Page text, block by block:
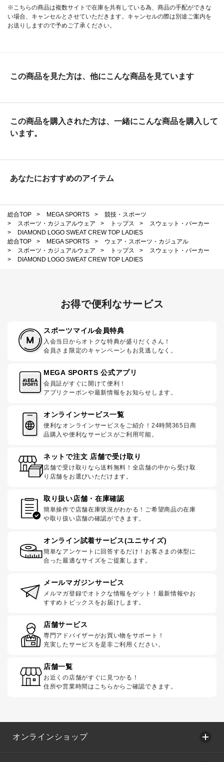
※こちらの商品は複数サイトで在庫を共有している為、商品の手配ができな
い場合、キャンセルとさせていただきます。キャンセルの際は別途ご案内を
お送りしますので予めご了承ください。
この商品を見た方は、他にこんな商品を見ています
この商品を購入された方は、一緒にこんな商品を購入して
います。
あなたにおすすめのアイテム
総合TOP > MEGA SPORTS >
競技・スポーツ
>
スポーツ・カジュアルウェア > トップス >
スウェット・パーカー
>
DIAMOND LOGO SWEAT CREW TOP LADIES
総合TOP
> MEGA SPORTS >
ウェア・スポーツ・カジュアル
>
スポーツ・カジュアルウェア > トップス >
スウェット・パーカー
>
DIAMOND LOGO SWEAT CREW TOP LADIES
お得で便利なサービス
スポーツマイル会員特典
入会当日からオトクな特典が盛りだくさん！
会員さま限定のキャンペーンもお見逃しなく。
MEGA SPORTS 公式アプリ
会員証がすぐに開けて便利！
アプリクーポンや最新情報をお知らせします。
オンラインサービス一覧
便利なオンラインサービスをご紹介！24時間365日商
品購入や便利なサービスがご利用可能。
ネットで注文 店舗で受け取り
店舗で受け取りなら送料無料！全店舗の中から受け取
り店舗をお選びいただけます。
取り扱い店舗・在庫確認
簡単操作で店舗在庫状況がわかる！ご希望商品の在庫
や取り扱い店舗の確認ができます。
オンライン試着サービス(ユニサイズ)
簡単なアンケートに回答するだけ！お客さまの体型に
合った最適なサイズをご提案します。
メールマガジンサービス
メルマガ登録でオトクな情報をゲット！最新情報やお
すすめトピックスをお届けします。
店舗サービス
専門アドバイザーがお買い物をサポート！
充実したサービスを是非ご利用ください。
店舗一覧
お近くの店舗がすぐに見つかる！
住所や営業時間はこちらからご確認できます。
オンラインショップ